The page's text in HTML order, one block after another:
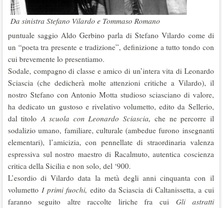
Da sinistra Stefano Vilardo e Tommaso Romano
puntuale saggio Aldo Gerbino parla di Stefano Vilardo come di
un “poeta tra presente e tradizione”, definizione a tutto tondo con
cui brevemente lo presentiamo.
Sodale, compagno di classe e amico di un’intera vita di Leonardo
Sciascia (che dedicherà molte attenzioni critiche a Vilardo), il
nostro Stefano con Antonio Motta studioso sciasciano di valore,
ha dedicato un gustoso e rivelativo volumetto, edito da Sellerio,
dal titoloA scuola con Leonardo Sciascia, che ne percorre il
sodalizio umano, familiare, culturale (ambedue furono insegnanti
elementari), l’amicizia, con pennellate di straordinaria valenza
espressiva sul nostro maestro di Racalmuto, autentica coscienza
critica della Sicilia e non solo, del ‘900.
L’esordio di Vilardo data la metà degli anni cinquanta con il
volumettoI primi fuochi,edito da Sciascia di Caltanissetta, a cui
faranno seguito altre raccolte liriche fra cuiGli astratti